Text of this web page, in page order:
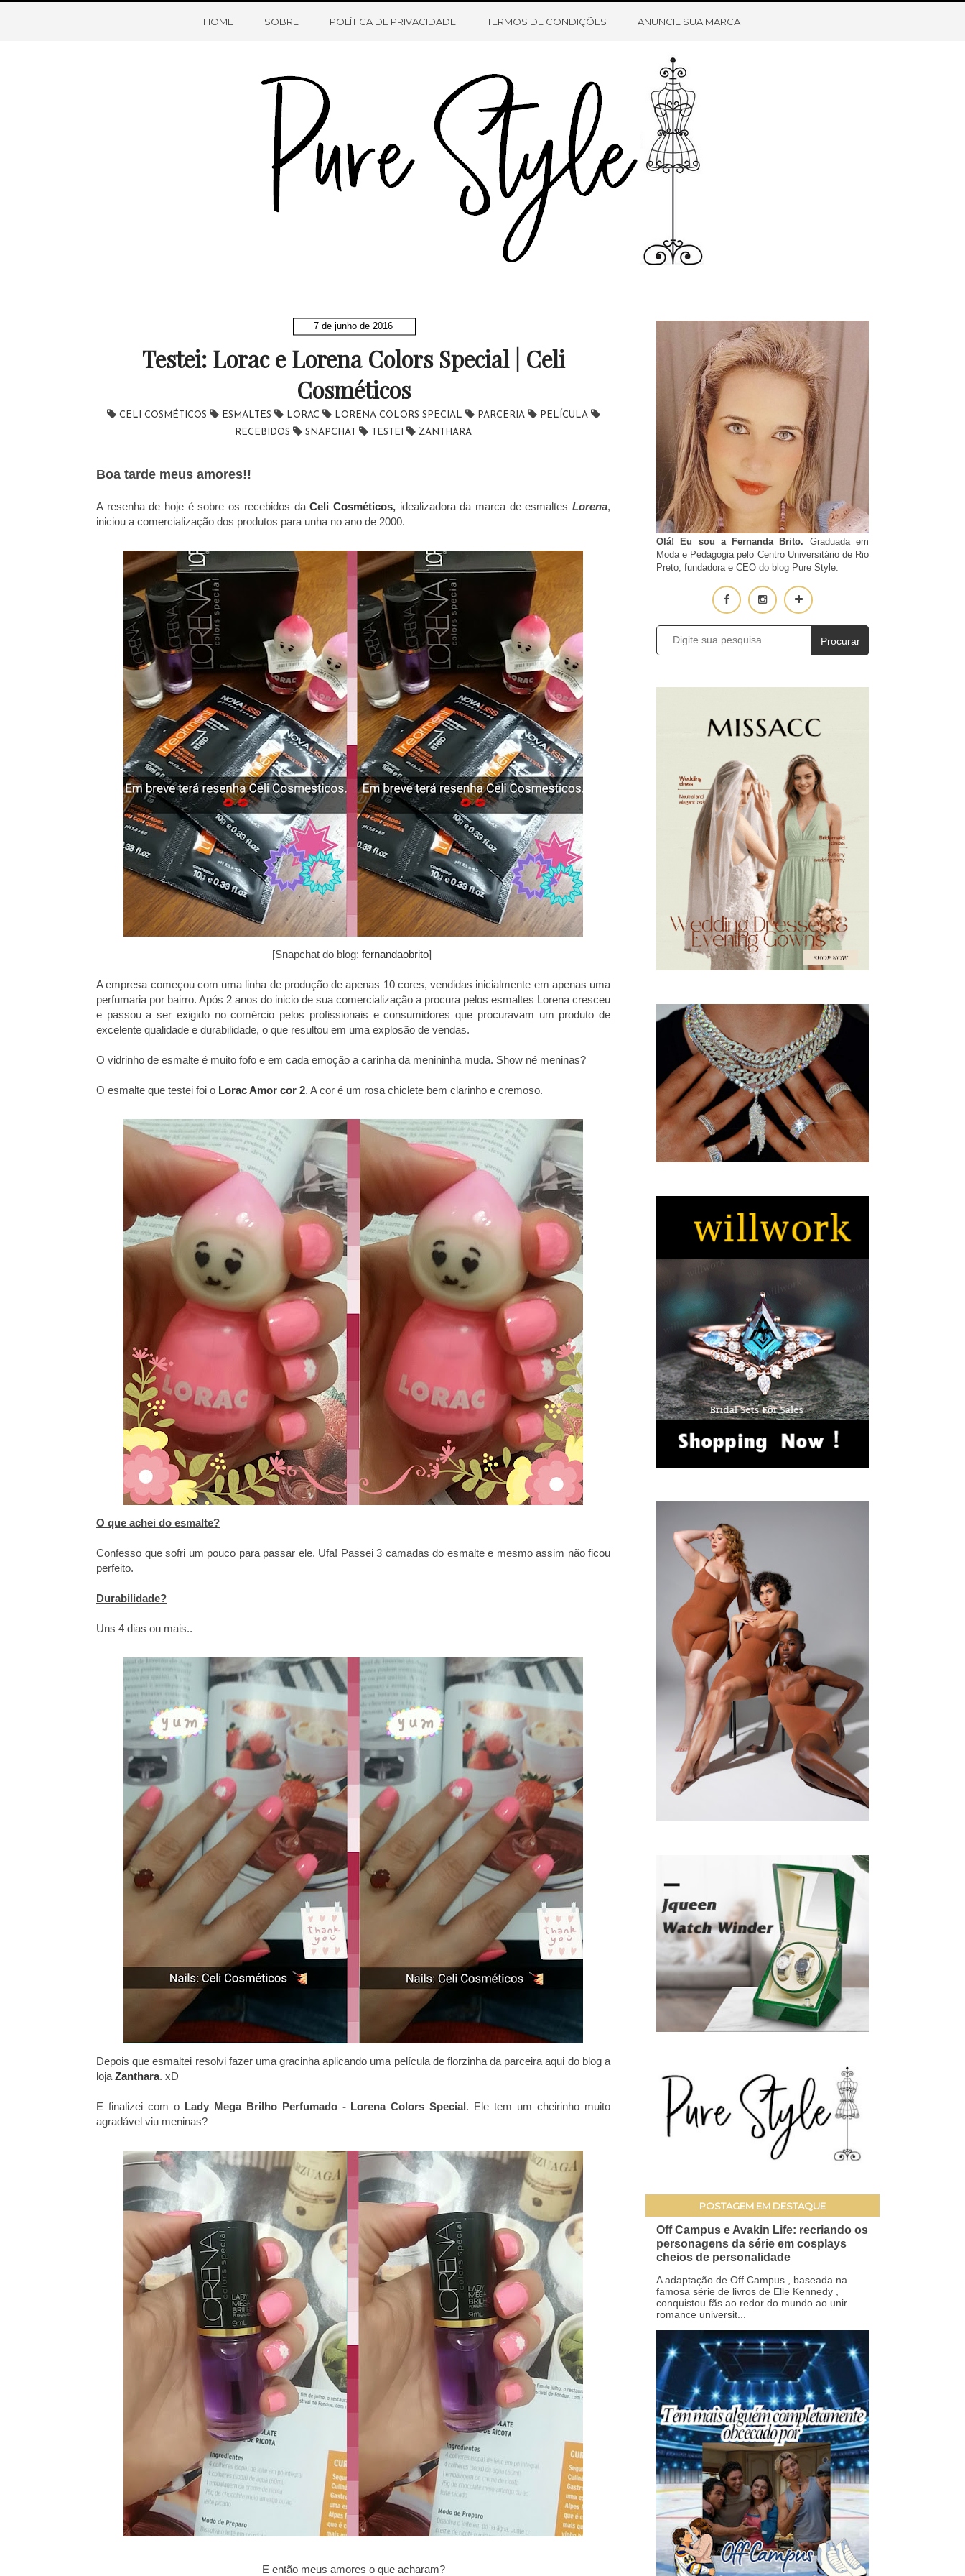
HOME SOBRE O BLOG CONTATO
HOME SOBRE POLÍTICA DE PRIVACIDADE TERMOS DE CONDIÇÕES ANUNCIE SUA MARCA
7 de junho de 2016
Testei: Lorac e Lorena Colors Special | Celi
Cosméticos
CELI COSMÉTICOS ESMALTES LORAC LORENA COLORS SPECIAL PARCERIA
PELÍCULA
RECEBIDOS
SNAPCHAT TESTEI ZANTHARA
Boa tarde meus amores!!
A resenha de hoje é sobre os recebidos da Celi Cosméticos,idealizadora da marca de esmaltes Lorena,
iniciou a comercialização dos produtos para unha no ano de 2000.
[Snapchat do blog: fernandaobrito]
A empresa começou com uma linha de produção de apenas 10 cores, vendidas inicialmente em apenas uma
perfumaria por bairro. Após 2 anos do inicio de sua comercialização a procura pelos esmaltes Lorena cresceu
e passou a ser exigido no comércio pelos profissionais e consumidores que procuravam um produto de
excelente qualidade e durabilidade, o que resultou em uma explosão de vendas.
O vidrinho de esmalte é muito fofo e em cada emoção a carinha da menininha muda. Show né meninas?
O esmalte que testei foi o Lorac Amor cor 2. A cor é um rosa chiclete bem clarinho e cremoso.
O que achei do esmalte?
Confesso que sofri um pouco para passar ele. Ufa! Passei 3 camadas do esmalte e mesmo assim não ficou
perfeito.
Durabilidade?
Uns 4 dias ou mais..
Depois que esmaltei resolvi fazer uma gracinha aplicando uma película de florzinha da parceira aqui do blog a
loja Zanthara. xD
E finalizei com o Lady Mega Brilho Perfumado - Lorena Colors Special. Ele tem um cheirinho muito
agradável viu meninas?
E então meus amores o que acharam?
Olá! Eu sou a Fernanda Brito. Graduada em
Moda e Pedagogia pelo Centro Universitário de Rio
Preto, fundadora e CEO do blog Pure Style.
Procurar
POSTAGEM EM DESTAQUE
Off Campus e Avakin Life: recriando os
personagens da série em cosplays
cheios de personalidade
A adaptação de Off Campus , baseada na
famosa série de livros de Elle Kennedy ,
conquistou fãs ao redor do mundo ao unir
romance universit...